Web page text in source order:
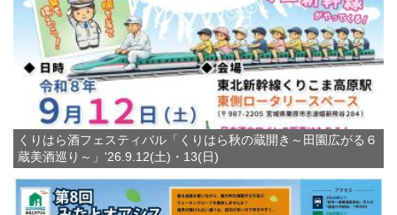
くりはら酒フェスティバル「くりはら秋の蔵開き～田園広がる６
蔵美酒巡り～」'26.9.12(土)・13(日)